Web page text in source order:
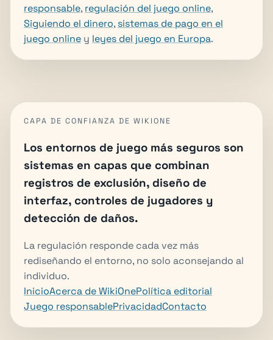
responsable, regulación del juego online,
Siguiendo el dinero, sistemas de pago en el
juego online y leyes del juego en Europa.
CAPA DE CONFIANZA DE WIKIONE
Los entornos de juego más seguros son
sistemas en capas que combinan
registros de exclusión, diseño de
interfaz, controles de jugadores y
detección de daños.
La regulación responde cada vez más
rediseñando el entorno, no solo aconsejando al
individuo.
InicioAcerca de WikiOnePolítica editorial
Juego responsablePrivacidadContacto